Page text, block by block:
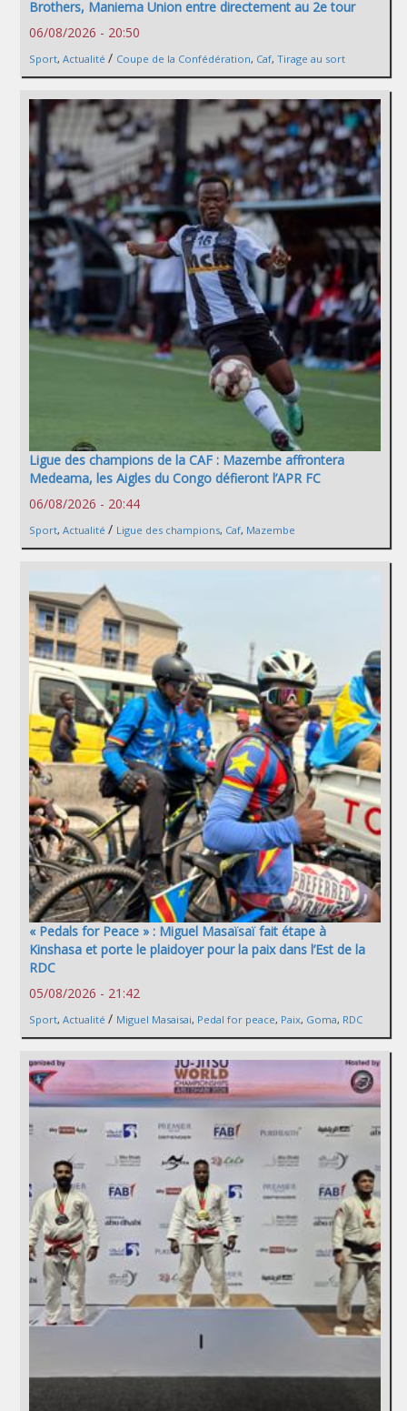
Brothers, Maniema Union entre directement au 2e tour
06/08/2026 - 20:50
Sport, Actualité / Coupe de la Confédération, Caf, Tirage au sort
Ligue des champions de la CAF : Mazembe affrontera
Medeama, les Aigles du Congo défieront l’APR FC
06/08/2026 - 20:44
Sport, Actualité / Ligue des champions, Caf, Mazembe
« Pedals for Peace » : Miguel Masaïsaï fait étape à
Kinshasa et porte le plaidoyer pour la paix dans l’Est de la
RDC
05/08/2026 - 21:42
Sport, Actualité / Miguel Masaisai, Pedal for peace, Paix, Goma, RDC